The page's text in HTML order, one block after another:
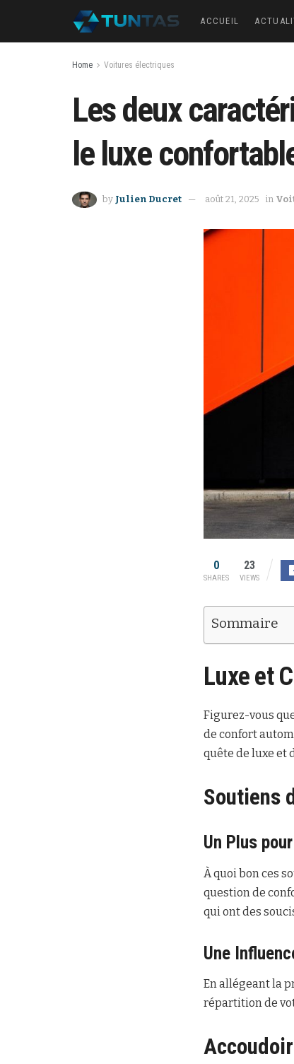
ACCUEIL
Home Voitures électriques
Les deux
le luxe
by Julien Ducret août 21, 2025 in
0
SHARES
23
VIEWS
Sommaire
Luxe et
Figurez-vous
de confort
quête de luxe et
Soutiens
Un Plus
À quoi bon ces
question de
qui ont des
Une
En allégeant la
répartition de